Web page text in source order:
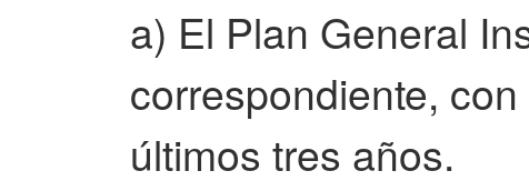
a) El Plan General
correspondiente,
últimos tres años.